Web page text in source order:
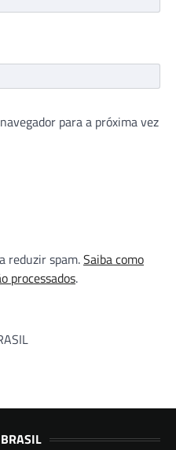
para a próxima vez
reduzir spam.Saiba como
processados.